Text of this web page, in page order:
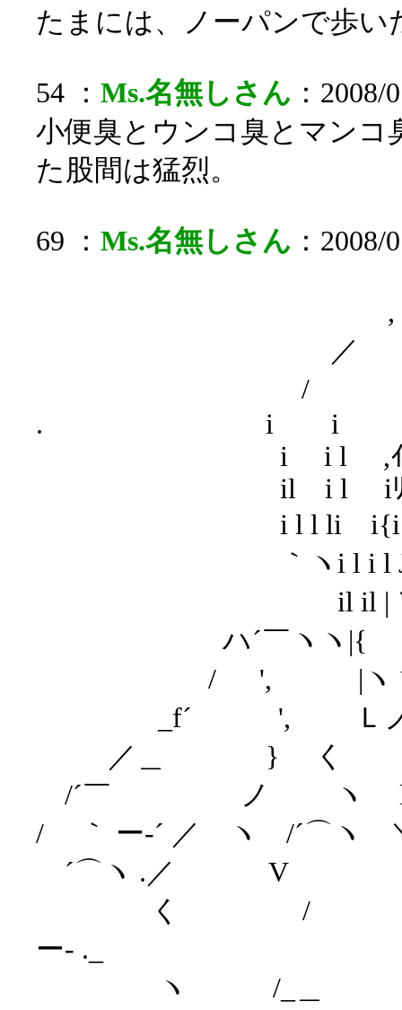
たまには、ノーパンで歩い
54 ： Ms.名無しさん ：
小便臭とウンコ臭とマンコ
た股間は猛烈。
69 ： Ms.名無しさん ：
, '"´ ￣
／
/
. i i /! il
i i l ,ｲ_i
il i l iﾘ,こi i
i l l li i{i「;;;
｀ヽi l i l J///
il il | ＼(￣,ﾌ
ハ´￣ヽヽ|{ ヽ
/ ', |ヽヽ／ ヽ
_f´ ', Ｌノﾍ 〉-
／＿ } く |. ｌ
/´￣ ノ ヽ l
/ ｀ ー‐´ ／ ヽ /´⌒
´⌒ヽ .／ V ヽ
く / ﾉ ヽ
ー- ._
ヽ /_＿ i